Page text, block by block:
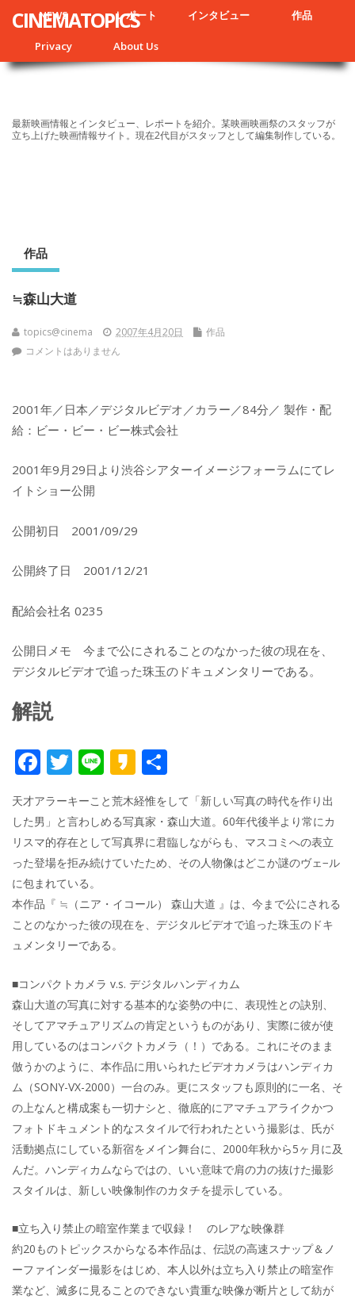
NEWS レポート インタビュー 作品
Privacy About Us
CINEMATOPICS
最新映画情報とインタビュー、レポートを紹介。某映画映画祭のスタッフが
立ち上げた映画情報サイト。現在2代目がスタッフとして編集制作している。
作品
≒森山大道
topics@cinema 2007年4月20日
作品
コメントはありません
2001年／日本／デジタルビデオ／カラー／84分／ 製作・配
給：ビー・ビー・ビー株式会社
2001年9月29日より渋谷シアターイメージフォーラムにてレ
イトショー公開
公開初日 2001/09/29
公開終了日 2001/12/21
配給会社名 0235
公開日メモ 今まで公にされることのなかった彼の現在を、
デジタルビデオで追った珠玉のドキュメンタリーである。
解説
F
e
b
o
o
k
T
itt
er
Li
n
e
K
a
k
a
o
天才アラーキーこと荒木経惟をして「新しい写真の時代を作り出
した男」と言わしめる写真家・森山大道。60年代後半より常にカ
リスマ的存在として写真界に君臨しながらも、マスコミへの表立
った登場を拒み続けていたため、その人物像はどこか謎のヴェ−ル
に包まれている。
本作品『 ≒（ニア・イコール） 森山大道 』は、今まで公にされる
ことのなかった彼の現在を、デジタルビデオで追った珠玉のドキ
ュメンタリーである。
■コンパクトカメラ v.s. デジタルハンディカム
森山大道の写真に対する基本的な姿勢の中に、表現性との訣別、
そしてアマチュアリズムの肯定というものがあり、実際に彼が使
用しているのはコンパクトカメラ（！）である。これにそのまま
倣うかのように、本作品に用いられたビデオカメラはハンディカ
ム（SONY-VX-2000）一台のみ。更にスタッフも原則的に一名、そ
の上なんと構成案も一切ナシと、徹底的にアマチュアライクかつ
フォトドキュメント的なスタイルで行われたという撮影は、氏が
活動拠点にしている新宿をメイン舞台に、2000年秋から5ヶ月に及
んだ。ハンディカムならではの、いい意味で肩の力の抜けた撮影
スタイルは、新しい映像制作のカタチを提示している。
■立ち入り禁止の暗室作業まで収録！ のレアな映像群
約20ものトピックスからなる本作品は、伝説の高速スナップ＆ノ
ーファインダー撮影をはじめ、本人以外は立ち入り禁止の暗室作
業など、滅多に見ることのできない貴重な映像が断片として紡が